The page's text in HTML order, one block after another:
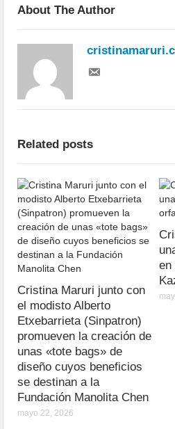
About The Author
Related posts
Cristina Maruri junto con
el modisto Alberto
Etxebarrieta (Sinpatron)
promueven la creación de
unas «tote bags» de
diseño cuyos beneficios
se destinan a la
Fundación Manolita Chen
mayo 22, 2026
en